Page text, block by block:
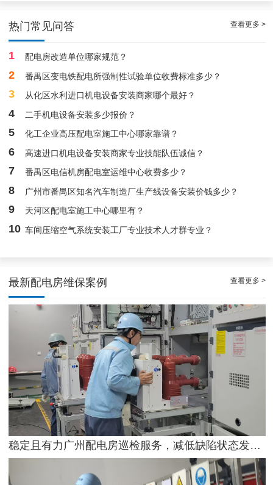
热门常见问答 查看更多 >
1 配电房改造单位哪家规范？
2 番禺区变电铁配电所强制性试验单位收费标准多少？
3 从化区水利进口机电设备安装商家哪个最好？
4 二手机电设备安装多少报价？
5 化工企业高压配电室施工中心哪家靠谱？
6 高速进口机电设备安装商家专业技能队伍诚信？
7 番禺区电信机房配电室运维中心收费多少？
8 广州市番禺区知名汽车制造厂生产线设备安装价钱多少？
9 天河区配电室施工中心哪里有？
10 车间压缩空气系统安装工厂专业技术人才群专业？
最新配电房维保案例 查看更多 >
白云配电房要求检修服务，支持配电房稳定
稳定且有力广州配电房巡检服务，减低缺陷状态发生几率